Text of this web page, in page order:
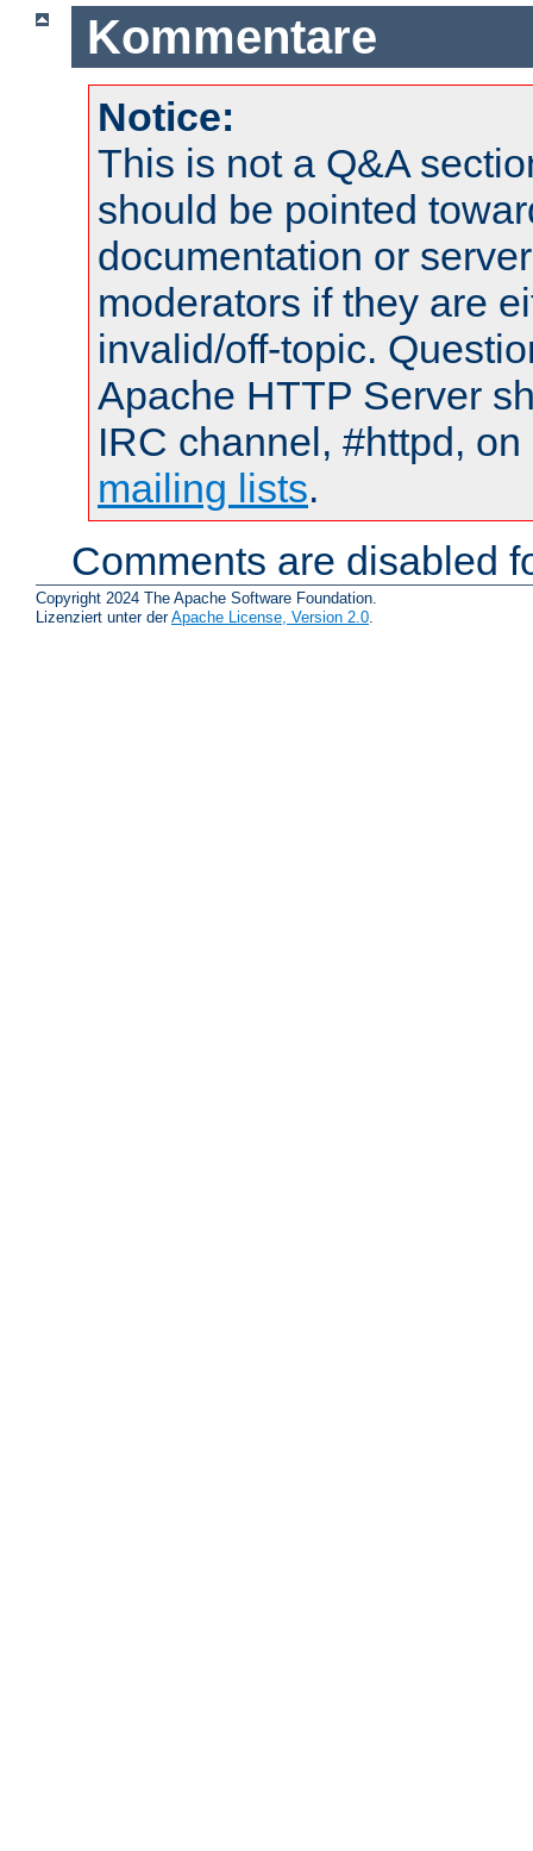
Kommentare
Notice:
This is not a Q&A
should be pointed
documentation or
moderators if they are
invalid/off-topic.
Apache HTTP Server
IRC channel, #httpd,
mailing lists.
Comments are disabled
Copyright 2024 The Apache Software Foundation.
Lizenziert unter derApache License, Version 2.0.